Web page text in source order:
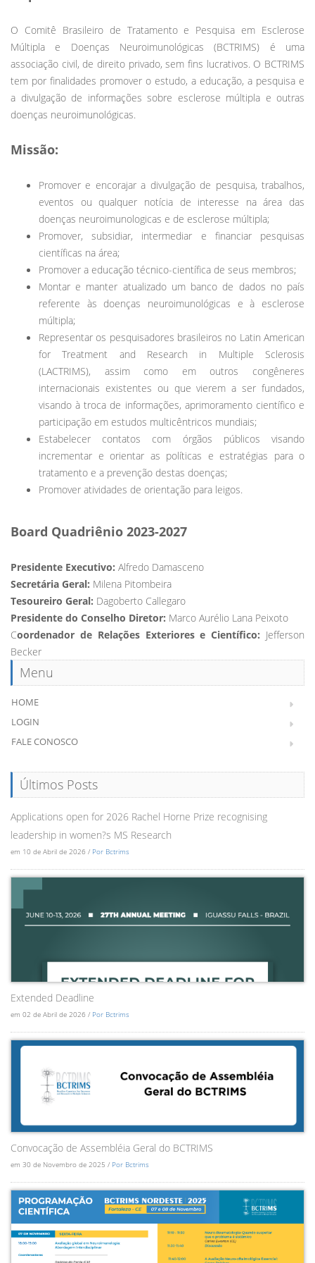
O Comitê Brasileiro de Tratamento e Pesquisa em Esclerose
Múltipla e Doenças Neuroimunológicas (BCTRIMS) é uma
associação civil, de direito privado, sem fins lucrativos. O BCTRIMS
tem por finalidades promover o estudo, a educação, a pesquisa e
a divulgação de informações sobre esclerose múltipla e outras
doenças neuroimunológicas.
Missão:
Promover e encorajar a divulgação de pesquisa, trabalhos,
eventos ou qualquer notícia de interesse na área das
doenças neuroimunologicas e de esclerose múltipla;
Promover, subsidiar, intermediar e financiar pesquisas
científicas na área;
Promover a educação técnico-científica de seus membros;
Montar e manter atualizado um banco de dados no país
referente às doenças neuroimunológicas e à esclerose
múltipla;
Representar os pesquisadores brasileiros no Latin American
for Treatment and Research in Multiple Sclerosis
(LACTRIMS), assim como em outros congêneres
internacionais existentes ou que vierem a ser fundados,
visando à troca de informações, aprimoramento científico e
participação em estudos multicêntricos mundiais;
Estabelecer contatos com órgãos públicos visando
incrementar e orientar as políticas e estratégias para o
tratamento e a prevenção destas doenças;
Promover atividades de orientação para leigos.
Board Quadriênio 2023-2027
Presidente Executivo: Alfredo Damasceno
Secretária Geral: Milena Pitombeira
Tesoureiro Geral: Dagoberto Callegaro
Presidente do Conselho Diretor: Marco Aurélio Lana Peixoto
Coordenador de Relações Exteriores e Científico: Jefferson
Becker
Menu
HOME
LOGIN
FALE CONOSCO
Últimos Posts
Applications open for 2026 Rachel Horne Prize recognising
leadership in women?s MS Research
em 10 de Abril de 2026 / Por Bctrims
Extended Deadline
em 02 de Abril de 2026 / Por Bctrims
Convocação de Assembléia Geral do BCTRIMS
em 30 de Novembro de 2025 / Por Bctrims